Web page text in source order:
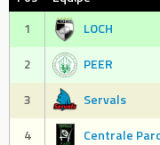
1
LOCH
2
PEER
3
Servals
4
Centrale Parc